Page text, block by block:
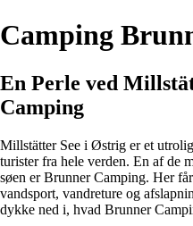
Camping
En Perle ved
Camping
Millstätter See i Østrig er et
turister fra hele verden. En af de
søen er Brunner Camping. Her
vandsport, vandreture og
dykke ned i, hvad Brunner